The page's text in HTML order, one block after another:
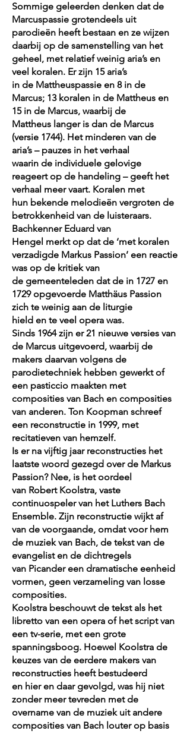
Sommige geleerden denken dat de
Marcuspassie grotendeels uit
parodieën heeft bestaan en ze wijzen
daarbij op de samenstelling van het
geheel, met relatief weinig aria’s en
veel koralen. Er zijn 15 aria’s
in de Mattheuspassie en 8 in de
Marcus; 13 koralen in de Mattheus en
15 in de Marcus, waarbij de
Mattheus langer is dan de Marcus
(versie 1744). Het minderen van de
aria’s – pauzes in het verhaal
waarin de individuele gelovige
reageert op de handeling – geeft het
verhaal meer vaart. Koralen met
hun bekende melodieën vergroten de
betrokkenheid van de luisteraars.
Bachkenner Eduard van
Hengel merkt op dat de ‘met koralen
verzadigde Markus Passion’ een reactie
was op de kritiek van
de gemeenteleden dat de in 1727 en
1729 opgevoerde Matthäus Passion
zich te weinig aan de liturgie
hield en te veel opera was.
Sinds 1964 zijn er 21 nieuwe versies van
de Marcus uitgevoerd, waarbij de
makers daarvan volgens de
parodietechniek hebben gewerkt of
een pasticcio maakten met
composities van Bach en composities
van anderen. Ton Koopman schreef
een reconstructie in 1999, met
recitatieven van hemzelf.
Is er na vijftig jaar reconstructies het
laatste woord gezegd over de Markus
Passion? Nee, is het oordeel
van Robert Koolstra, vaste
continuospeler van het Luthers Bach
Ensemble. Zijn reconstructie wijkt af
van de voorgaande, omdat voor hem
de muziek van Bach, de tekst van de
evangelist en de dichtregels
van Picander een dramatische eenheid
vormen, geen verzameling van losse
composities.
Koolstra beschouwt de tekst als het
libretto van een opera of het script van
een tv-serie, met een grote
spanningsboog. Hoewel Koolstra de
keuzes van de eerdere makers van
reconstructies heeft bestudeerd
en hier en daar gevolgd, was hij niet
zonder meer tevreden met de
overname van de muziek uit andere
composities van Bach louter op basis